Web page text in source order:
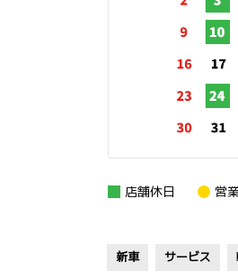
店舗休日 営
新車 サービス